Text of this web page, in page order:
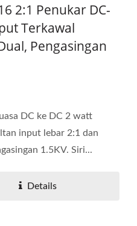
2:1 Penukar DC-
Terkawal
Pengasingan
DC ke DC 2 watt
input lebar 2:1 dan
1.5KV. Siri...
Details
DC-DC 20W 4:1